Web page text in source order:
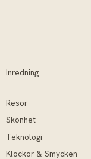
Inredning
Resor
Skönhet
Teknologi
Klockor & Smycken